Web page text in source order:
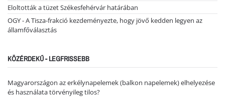
Eloltották a tüzet Székesfehérvár határában
OGY - A Tisza-frakció kezdeményezte, hogy jövő kedden legyen az
államfőválasztás
KÖZÉRDEKŰ - LEGFRISSEBB
Magyarországon az erkélynapelemek (balkon napelemek) elhelyezése
és használata törvényileg tilos?